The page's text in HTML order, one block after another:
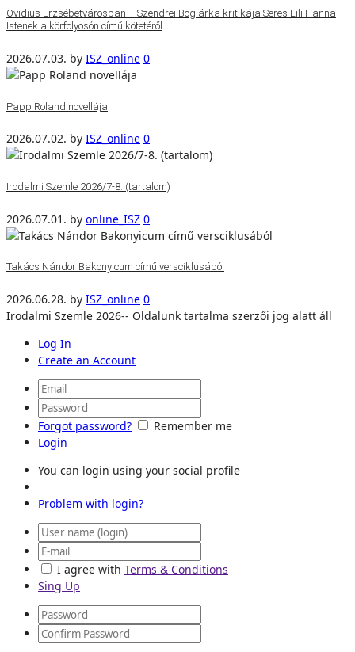
Ovidius Erzsébetvárosban – Szendrei Boglárka kritikája Seres Lili Hanna
Istenek a körfolyosón című kötetéről
2026.07.03. by ISZ_online 0
Papp Roland novellája
2026.07.02. by ISZ_online 0
Irodalmi Szemle 2026/7-8. (tartalom)
2026.07.01. by online_ISZ 0
Takács Nándor Bakonyicum című versciklusából
2026.06.28. by ISZ_online 0
Irodalmi Szemle 2026-- Oldalunk tartalma szerzői jog alatt áll
Log In
Create an Account
Forgot password?
Remember me
Login
You can login using your social profile
Problem with login?
I agree with Terms & Conditions
Sing Up